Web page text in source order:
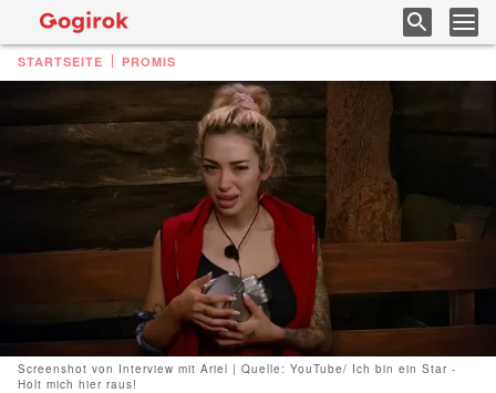
STARTSEITE PROMIS
Screenshot von Interview mit Ariel | Quelle: YouTube/ Ich bin ein Star -
Holt mich hier raus!